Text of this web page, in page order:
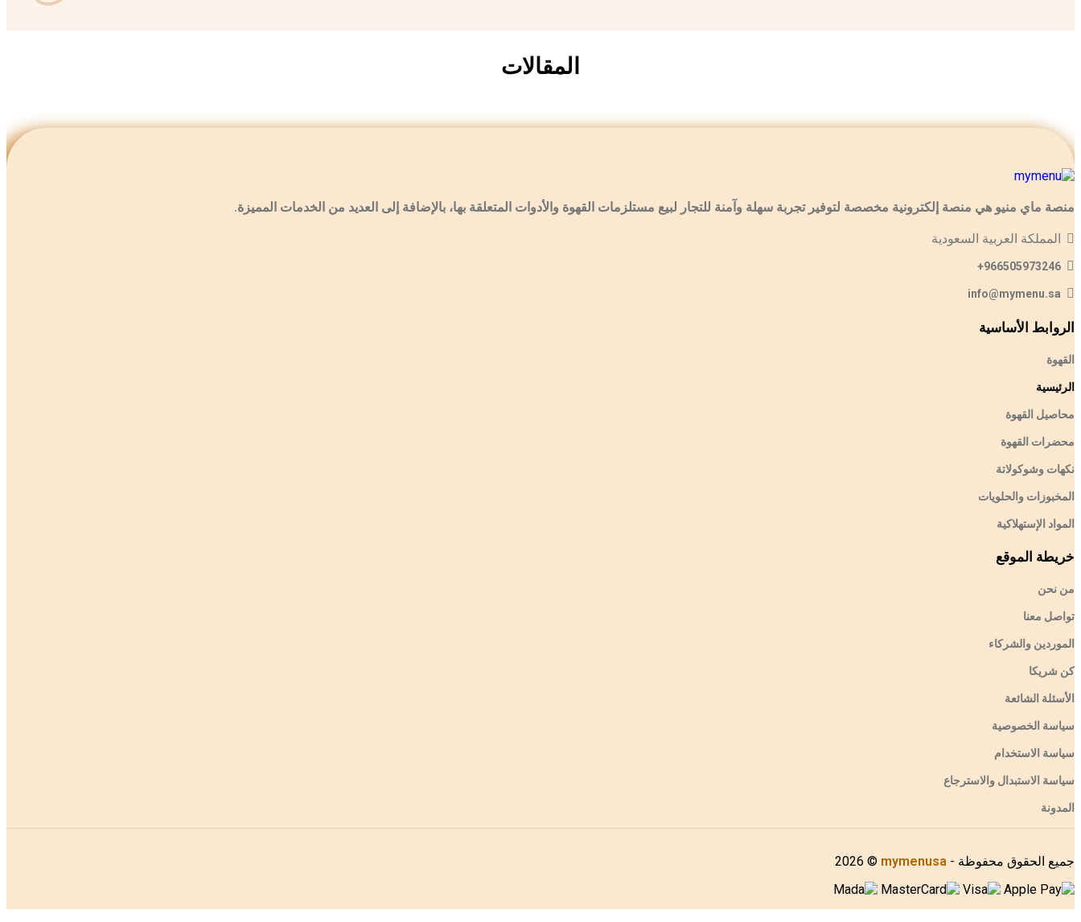
المقالات
منصة ماي منيو هي منصة إلكترونية مخصصة لتوفير تجربة سهلة وآمنة للتجار لبيع مستلزمات القهوة والأدوات المتعلقة بها، بالإضافة إلى العديد من الخدمات المميزة.
المملكة العربية السعودية
966505973246+
info@mymenu.sa
الروابط الأساسية
القهوة
الرئيسية
محاصيل القهوة
محضرات القهوة
نكهات وشوكولاتة
المخبوزات والحلويات
المواد الإستهلاكية
خريطة الموقع
من نحن
تواصل معنا
الموردين والشركاء
كن شريكا
الأسئلة الشائعة
سياسة الخصوصية
سياسة الاستخدام
سياسة الاستبدال والاسترجاع
المدونة
جميع الحقوق محفوظة - mymenusa
© 2026